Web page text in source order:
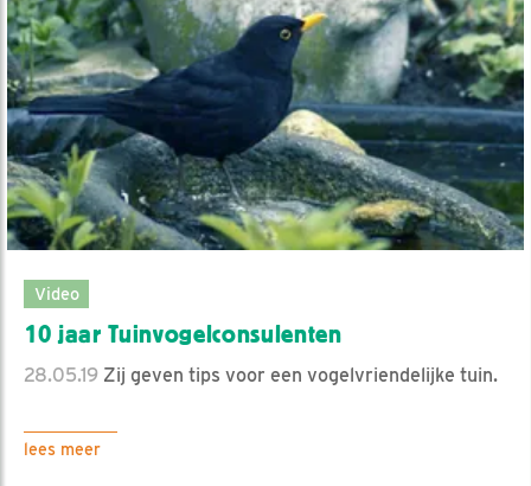
Video
10 jaar Tuinvogelconsulenten
28.05.19 Zij geven tips voor een vogelvriendelijke tuin.
lees meer